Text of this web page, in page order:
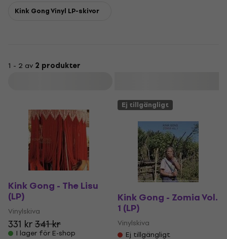
Kink Gong Vinyl LP-skivor
1 - 2 av 2 produkter
Kink Gong - The Lisu
(LP)
Vinylskiva
331 kr341 kr
I lager för E-shop
Ej tillgängligt
Kink Gong - Zomia Vol.
1 (LP)
Vinylskiva
Ej tillgängligt